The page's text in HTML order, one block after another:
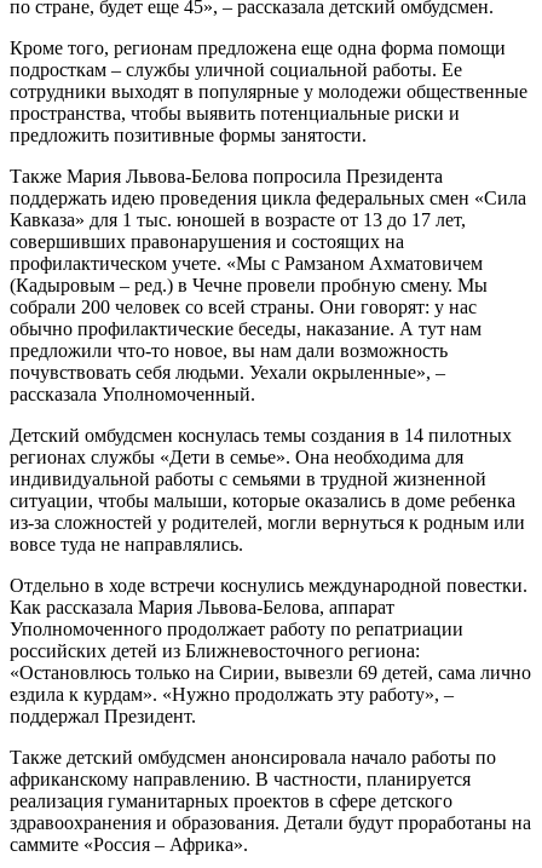
по стране, будет еще 45», – рассказала детский омбудсмен.
Кроме того, регионам предложена еще одна форма помощи
подросткам – службы уличной социальной работы. Ее
сотрудники выходят в популярные у молодежи общественные
пространства, чтобы выявить потенциальные риски и
предложить позитивные формы занятости.
Также Мария Львова-Белова попросила Президента
поддержать идею проведения цикла федеральных смен «Сила
Кавказа» для 1 тыс. юношей в возрасте от 13 до 17 лет,
совершивших правонарушения и состоящих на
профилактическом учете. «Мы с Рамзаном Ахматовичем
(Кадыровым – ред.) в Чечне провели пробную смену. Мы
собрали 200 человек со всей страны. Они говорят: у нас
обычно профилактические беседы, наказание. А тут нам
предложили что-то новое, вы нам дали возможность
почувствовать себя людьми. Уехали окрыленные», –
рассказала Уполномоченный.
Детский омбудсмен коснулась темы создания в 14 пилотных
регионах службы «Дети в семье». Она необходима для
индивидуальной работы с семьями в трудной жизненной
ситуации, чтобы малыши, которые оказались в доме ребенка
из-за сложностей у родителей, могли вернуться к родным или
вовсе туда не направлялись.
Отдельно в ходе встречи коснулись международной повестки.
Как рассказала Мария Львова-Белова, аппарат
Уполномоченного продолжает работу по репатриации
российских детей из Ближневосточного региона:
«Остановлюсь только на Сирии, вывезли 69 детей, сама лично
ездила к курдам». «Нужно продолжать эту работу», –
поддержал Президент.
Также детский омбудсмен анонсировала начало работы по
африканскому направлению. В частности, планируется
реализация гуманитарных проектов в сфере детского
здравоохранения и образования. Детали будут проработаны на
саммите «Россия – Африка».